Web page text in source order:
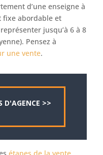
d’une enseigne à
fixe abordable et
jusqu’à 6 à 8
Pensez à
une vente.
D'AGENCE >>